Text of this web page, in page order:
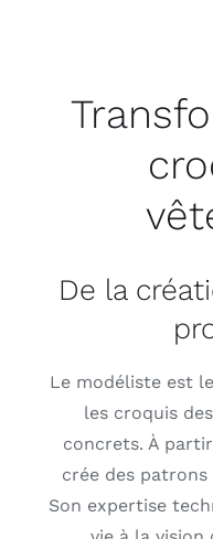
De la
Le modéliste est
les croquis
concrets. À
crée des
Son expertise